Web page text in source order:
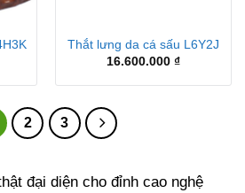
Thắt lưng da cá sấu L6Y2J
16.600.000 ₫
2 3
đại diện cho đỉnh cao nghệ